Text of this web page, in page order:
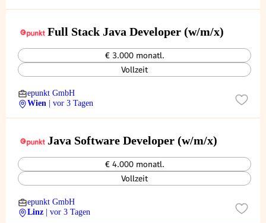
Full Stack Java Developer (w/m/x)
€ 3.000 monatl.
Vollzeit
epunkt GmbH
Wien
| vor 3 Tagen
Java Software Developer (w/m/x)
€ 4.000 monatl.
Vollzeit
epunkt GmbH
Linz
| vor 3 Tagen